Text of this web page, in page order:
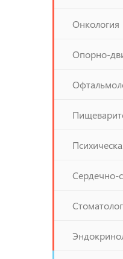
Онкология
Опорно-
Сердечно-